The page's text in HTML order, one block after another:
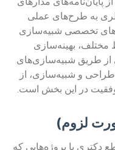
به طرح‌های عملی
تخصصی شبیه‌سازی
مختلف، بهینه‌سازی
از طریق شبیه‌سازی‌های
و شبیه‌سازی، از
موفقیت در این بخش است.
لزوم)
دکتری یا پروژه‌هایی که